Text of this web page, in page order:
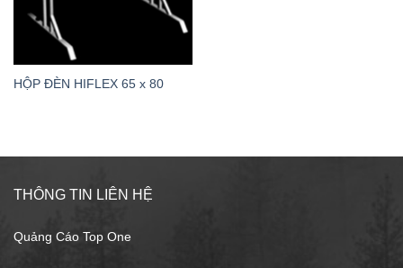
HỘP ĐÈN HIFLEX 65 x 80
THÔNG TIN LIÊN HỆ
Quảng Cáo Top One